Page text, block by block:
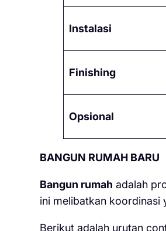
Instalasi
Finishing
Opsional
BANGUN RUMAH BARU
Bangun rumah adalah
ini melibatkan koordinasi
Berikut adalah urutan